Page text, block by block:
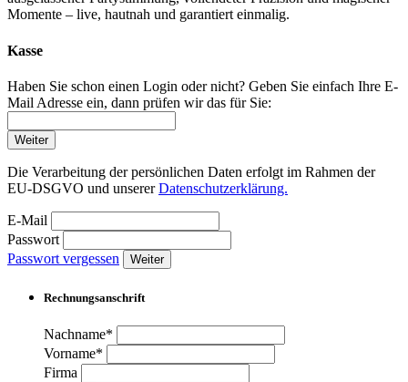
Momente – live, hautnah und garantiert einmalig.
Kasse
Haben Sie schon einen Login oder nicht? Geben Sie einfach Ihre E-
Mail Adresse ein, dann prüfen wir das für Sie:
Weiter
Die Verarbeitung der persönlichen Daten erfolgt im Rahmen der
EU-DSGVO und unsererDatenschutzerklärung.
E-Mail
Passwort
Passwort vergessen
Weiter
Rechnungsanschrift
Nachname*
Vorname*
Firma